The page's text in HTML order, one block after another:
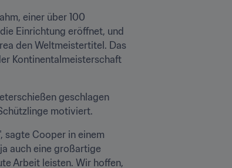
einer über 100
Einrichtung eröffnet, und
den Weltmeistertitel. Das
Kontinentalmeisterschaft
geschlagen
motiviert.
sagte Cooper in einem
auch eine großartige
Arbeit leisten. Wir hoffen,